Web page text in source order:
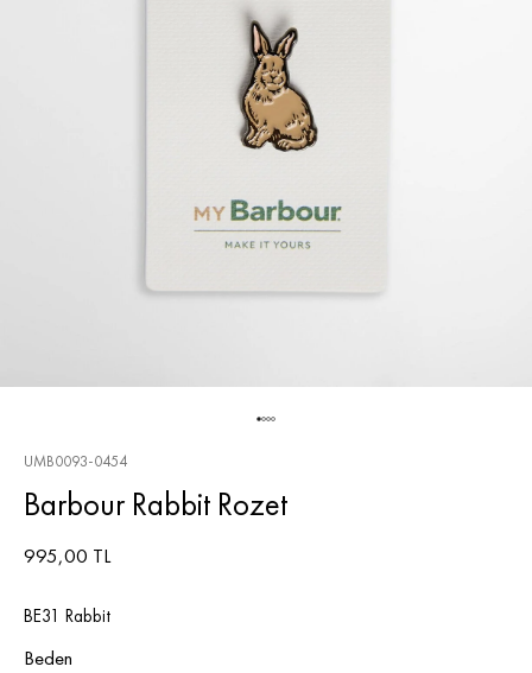
UMB0093-0454
Barbour Rabbit Rozet
995,00 TL
BE31 Rabbit
Beden